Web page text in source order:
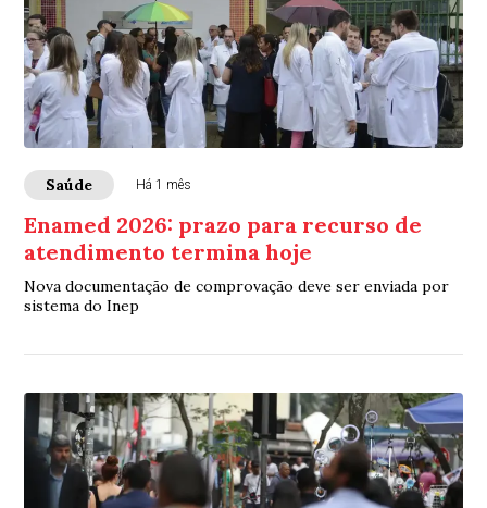
Saúde Há 1 mês
Enamed 2026: prazo para recurso de
atendimento termina hoje
Nova documentação de comprovação deve ser enviada por
sistema do Inep